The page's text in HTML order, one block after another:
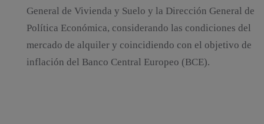
General de Vivienda y Suelo y la Dirección General de
Política Económica, considerando las condiciones del
mercado de alquiler y coincidiendo con el objetivo de
inflación del Banco Central Europeo (BCE).